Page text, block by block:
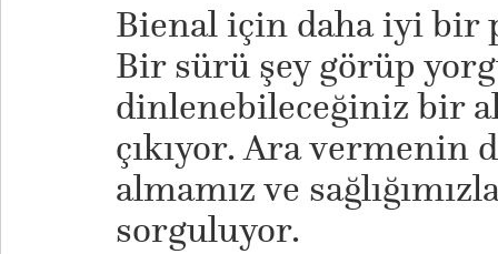
Bienal için daha iyi bir
Bir sürü şey görüp
dinlenebileceğiniz bir
çıkıyor. Ara vermenin
almamız ve
sorguluyor.